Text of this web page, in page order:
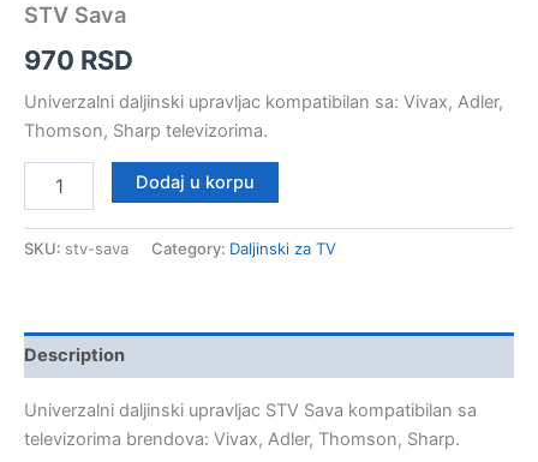
STV Sava
970 RSD
Univerzalni daljinski upravljac kompatibilan sa: Vivax, Adler,
Thomson, Sharp televizorima.
Sava
Dodaj u korpu
SKU: stv-sava Category: Daljinski za TV
Description
Univerzalni daljinski upravljac STV Sava kompatibilan sa
televizorima brendova: Vivax, Adler, Thomson, Sharp.